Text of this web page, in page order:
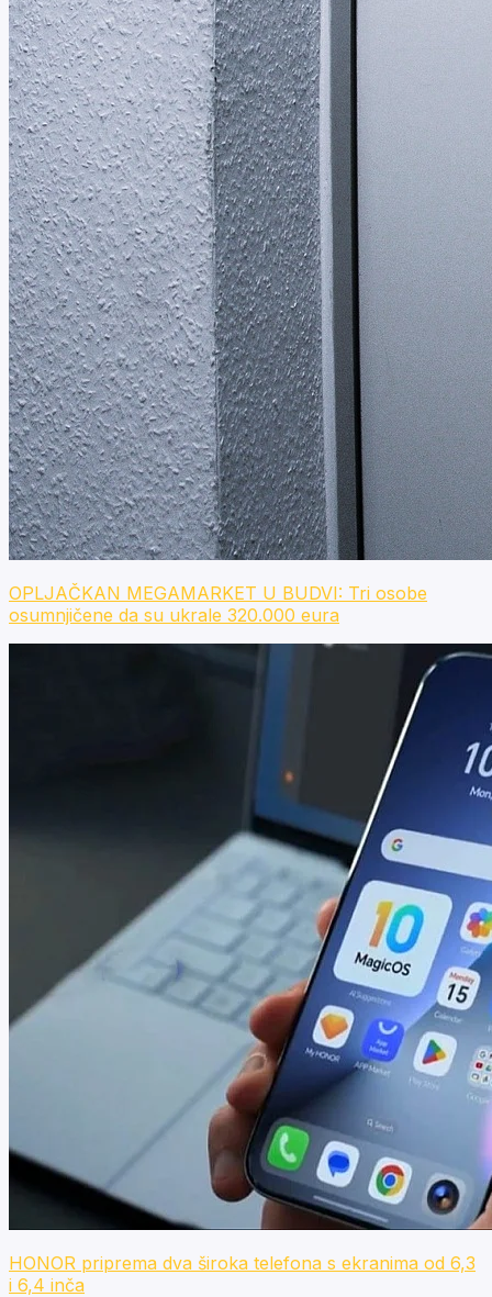
OPLJAČKAN MEGAMARKET U BUDVI: Tri osobe
osumnjičene da su ukrale 320.000 eura
HONOR priprema dva široka telefona s ekranima od 6,3
i 6,4 inča